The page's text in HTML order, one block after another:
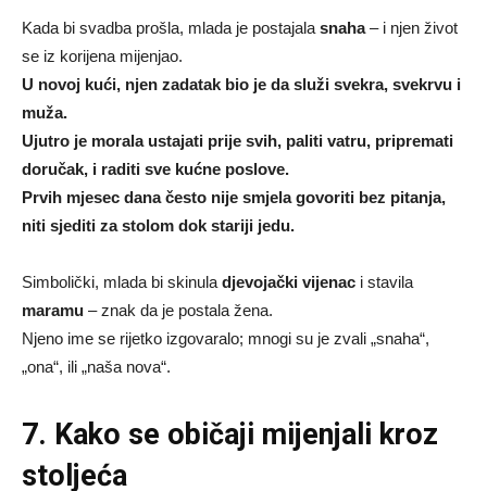
Kada bi svadba prošla, mlada je postajala snaha– i njen život
se iz korijena mijenjao.
U novoj kući, njen zadatak bio je da služi svekra, svekrvu i
muža.
Ujutro je morala ustajati prije svih, paliti vatru, pripremati
doručak, i raditi sve kućne poslove.
Prvih mjesec dana često nije smjela govoriti bez pitanja,
niti sjediti za stolom dok stariji jedu.
Simbolički, mlada bi skinula djevojački vijenac i stavila
maramu – znak da je postala žena.
Njeno ime se rijetko izgovaralo; mnogi su je zvali „snaha“,
„ona“, ili „naša nova“.
7. Kako se običaji mijenjali kroz
stoljeća